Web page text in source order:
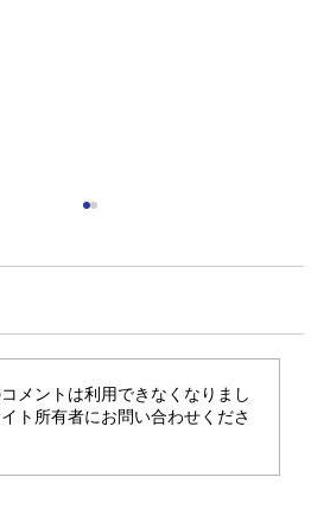
ド動画完成！
メントは利用できなくなりまし
ト所有者にお問い合わせくださ